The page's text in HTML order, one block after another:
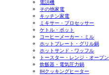
電話機
その他家電
キッチン家電
ミキサー・プロセッサー
ケトル・ポット
コーヒーメーカー・ミル
ホットプレート・グリル鍋
ホットサンド・ワッフル
トースター・レンジ・オーブン
炊飯器・電気圧力鍋
IHクッキングヒーター